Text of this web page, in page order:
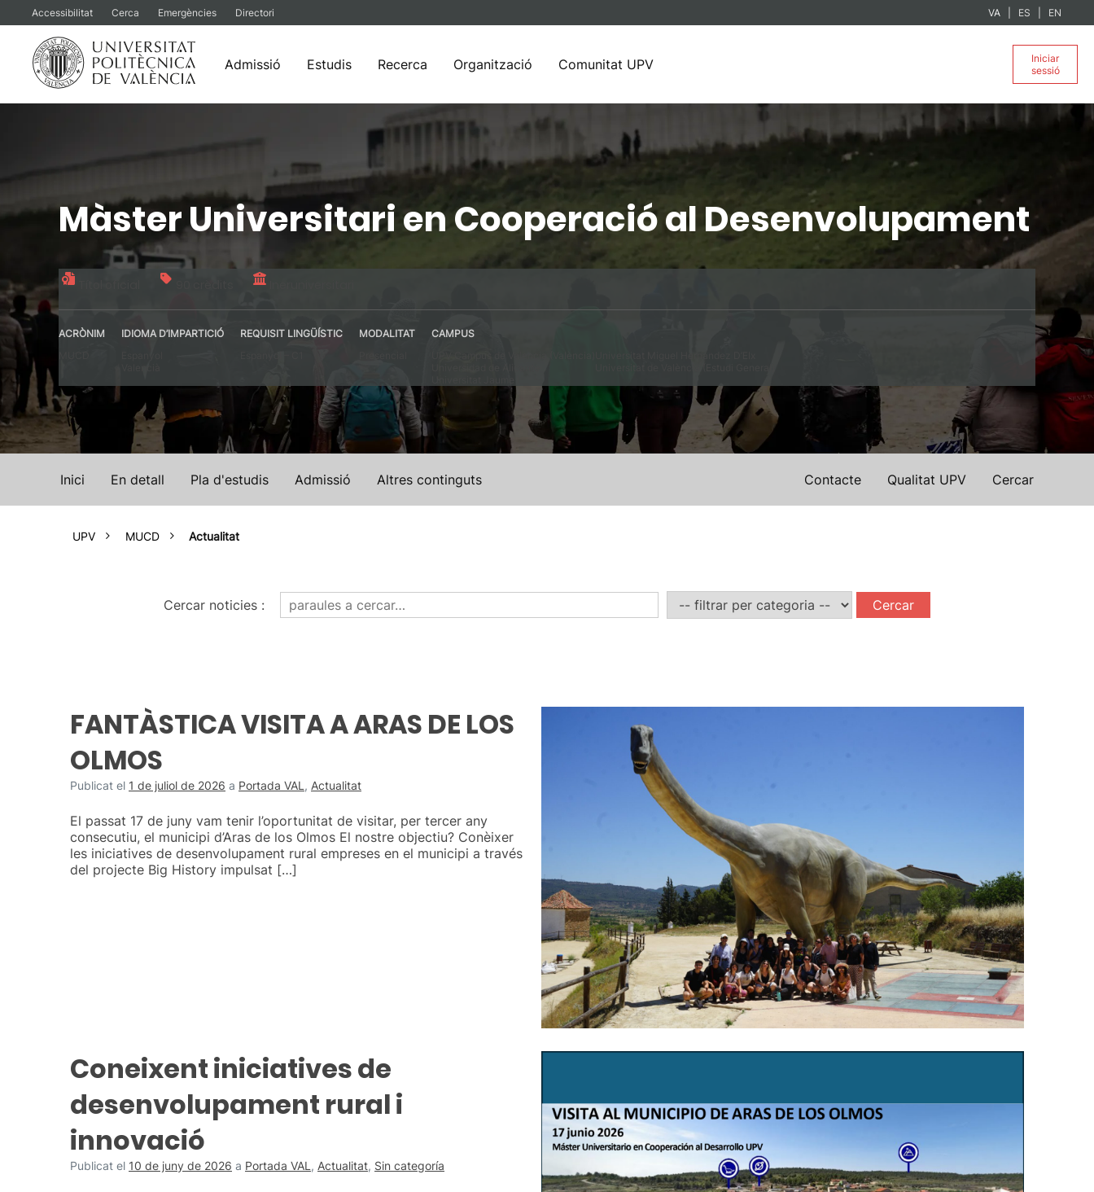
Accessibilitat Cerca Emergències Directori VA ES EN
Admissió Estudis Recerca Organització Comunitat UPV
Iniciar
sessió
Màster Universitari en Cooperació al Desenvolupament
ACRÒNIM
IDIOMA D’IMPARTICIÓ
REQUISIT LINGÜÍSTIC
MODALITAT
CAMPUS
Inici En detall Pla d'estudis Admissió Altres continguts Cercar
Qualitat UPV
Contacte
UPV MUCD Actualitat
Cercar noticies :
FANTÀSTICA VISITA A ARAS DE LOS
OLMOS
Publicat el 1 de juliol de 2026 a Portada VAL , Actualitat
El passat 17 de juny vam tenir l’oportunitat de visitar, per tercer any
consecutiu, el municipi d’Aras de los Olmos El nostre objectiu? Conèixer
les iniciatives de desenvolupament rural empreses en el municipi a través
del projecte Big History impulsat […]
Coneixent iniciatives de
desenvolupament rural i
innovació
Publicat el 10 de juny de 2026 a Portada VAL , Actualitat, Sin categoría